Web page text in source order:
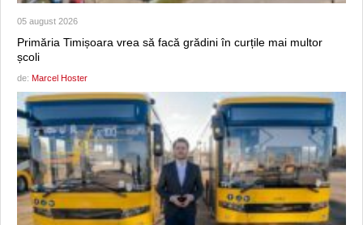
05 august 2026
Primăria Timișoara vrea să facă grădini în curțile mai multor
școli
de: Marcel Hoster